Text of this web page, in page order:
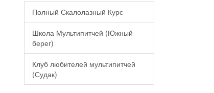
Полный Скалолазный Курс
Школа Мультипитчей (Южный
берег)
Клуб любителей мультипитчей
(Судак)